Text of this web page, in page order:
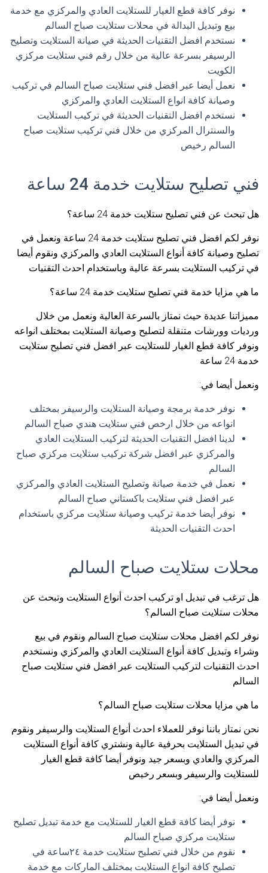
نوفر كافة قطع الغيار للستلايت العادي والمركزي مع خدمة
بيع وتبديل البدالة في محلات ستلايت صباح السالم
نستخدم افضل التقنيات الحديثة في صيانة الستلايت وتصليح
الرسيفر بسرعة عالية من خلال رقم فني ستلايت مركزي
الكويت
نعمل أيضا عبر افضل فني ستلايت صباح السالم في تركيب
وصيانة كافة انواع الستلايت العادي والمركزي
نستخدم افضل التقنيات الحديثة في تركيب الستلايت
والسنترال المركزي من خلال فني تركيب ستلايت صباح
السالم رخيص
فني تصليح ستلايت خدمة 24 ساعة
هل تبحث عن فني تصليح ستلايت خدمة 24 ساعة؟
نوفر لكم افضل فني تصليح ستلايت خدمة 24 ساعة ونعمل في
تصليح وصيانة كافة أنواع الستلايت العادي والمركزي ونقوم أيضا
في تركيب الستلايت بسرعة عالية وباستخدام احدث التقنيات
ما هي مزايا خدمة فني تصليح ستلايت خدمة 24 ساعة؟
مميزاتنا عديدة حيث نمتاز بالسرعة العالية ونعمل من خلال
ورديات وورشات متنقلة لتصليح وصيانة الستلايت بمختلف انواعه
ونوفر كافة قطع الغيار للستلايت عبر افضل فني تصليح ستلايت
خدمة 24 ساعة
ونعمل أيضا في:
نوفر خدمة برمجة وصيانة الستلايت والرسيفر بمختلف
انواعه من خلال ارخص فني ستلايت هندي صباح السالم
لدينا افضل التقنيات الحديثة لتركيب الستلايت العادي
والمركزي عبر افضل شركة تركيب ستلايت مركزي صباح
السالم
نعمل في خدمة صيانة وتصليح الستلايت العادي والمركزي
عبر افضل فني ستلايت باكستاني صباح السالم
نوفر أيضا خدمة تركيب وصيانة ستلايت مركزي باستخدام
احدث التقنيات الحديثة
محلات ستلايت صباح السالم
هل ترغب في تبديل او تركيب احدث أنواع الستلايت وتبحث عن
محلات ستلايت صباح السالم؟
نوفر لكم افضل محلات ستلايت صباح السالم ونقوم في بيع
وشراء وتبديل كافة أنواع الستلايت العادي والمركزي ونستخدم
احدث التقنيات لتركيب الستلايت عبر افضل فني ستلايت صباح
السالم
ما هي مزايا محلات ستلايت صباح السالم؟
نحن نمتاز باننا نوفر للعملاء احدث أنواع الستلايت والرسيفر ونقوم
في تبديل الستلايت بحرفية عالية ونشتري كافة أنواع الستلايت
المركزي والعادي وبسعر جيد ونوفر أيضا كافة قطع الغيار
للستلايت والرسيفر وبسعر رخيص
ونعمل أيضا في:
نوفر أيضا كافة قطع الغيار للستلايت مع خدمة تبديل تصليح
ستلايت مركزي صباح السالم
نقوم من خلال فني تصليح ستلايت خدمة ٢٤ساعة في
تصليح كافة انواع الستلايت بمختلف الماركات مع خدمة